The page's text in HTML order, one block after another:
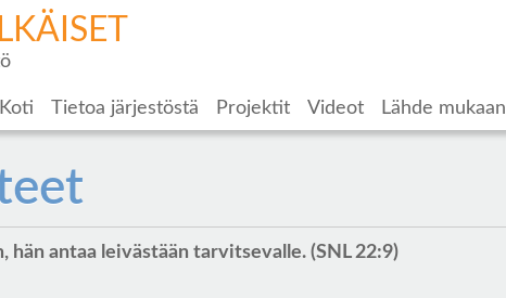
Koti Tietoa järjestöstä Projektit Videot Lähde mukaan
hän antaa leivästään tarvitsevalle. (SNL 22:9)